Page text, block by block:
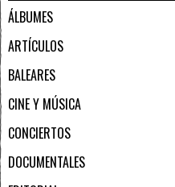
ÁLBUMES
ARTÍCULOS
BALEARES
CINE Y MÚSICA
CONCIERTOS
DOCUMENTALES